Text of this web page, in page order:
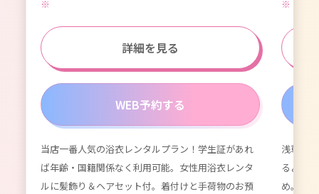
詳細を見る
WEB予約する
当店一番人気の浴衣レンタルプラン！学生証があれ
ば年齢・国籍関係なく利用可能。女性用浴衣レンタ
ルに髪飾り＆ヘアセット付。着付けと手荷物のお預
浅草浴
るより
め。数